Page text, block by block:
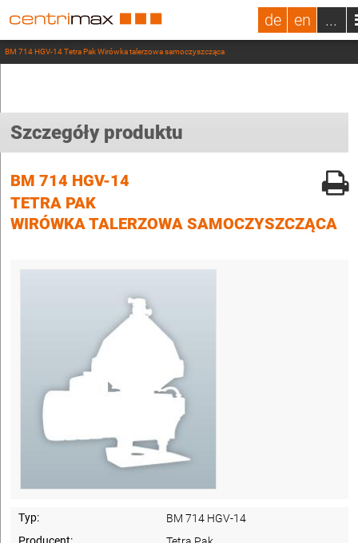
de en ...
BM 714 HGV-14 Tetra Pak Wirówka talerzowa samoczyszcząca
Szczegóły produktu
BM 714 HGV-14
TETRA PAK
WIRÓWKA TALERZOWA SAMOCZYSZCZĄCA
Typ:
BM 714 HGV-14
Producent: